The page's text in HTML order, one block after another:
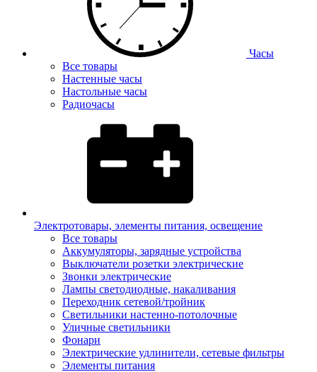
Часы
Все товары
Настенные часы
Настольные часы
Радиочасы
Электротовары, элементы питания, освещение
Все товары
Аккумуляторы, зарядные устройства
Выключатели розетки электрические
Звонки электрические
Лампы светодиодные, накаливания
Переходник сетевой/тройник
Светильники настенно-потолочные
Уличные светильники
Фонари
Электрические удлинители, сетевые фильтры
Элементы питания